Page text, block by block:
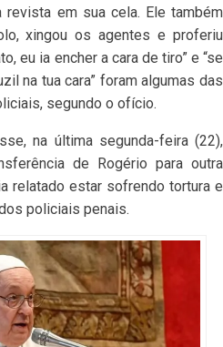
revista em sua cela. Ele também
xingou os agentes e proferiu
eu ia encher a cara de tiro” e “se
na tua cara” foram algumas das
segundo o ofício.
na última segunda-feira (22),
de Rogério para outra
relatado estar sofrendo tortura e
policiais penais.